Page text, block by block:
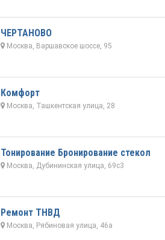
ЧЕРТАНОВО
Москва, Варшавское шоссе, 95
Комфорт
Москва, Ташкентская улица, 28
Тонирование Бронирование стекол
Москва, Дубининская улица, 69с3
Ремонт ТНВД
Москва, Рябиновая улица, 46а